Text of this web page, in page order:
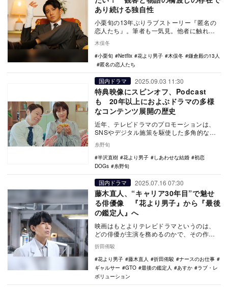
あり続ける独自性
小栗旬の13年ぶりラブストーリー『匿名の
恋人たち』。筆者も一気見。他者に触れら
に合う。難解…
木俣冬
小栗旬
Netflix 花より男子 木俣冬
鎌倉殿の13人
匿名の恋人たち
国内ドラマ 2025.09.03 11:30
特典映像にスピンオフ、Podcast
も 20年以上におよぶドラマの多様
なコンテンツ展開の歴史
近年、テレビドラマのプロモーションは、
SNSやデジタル施策を駆使した多角的な戦
糸野旬
半沢直樹
花より男子 しあわせな結婚
初恋
DOGs
糸野旬
国内ドラマ 2025.07.16 07:30
藤木直人、“キャリア30年目”で魅せ
る俳優像 『花より男子』から『最後
の鑑定人』へ
映画はもとよりテレビドラマというのは、
どの俳優が主演を務めるのかで、その作品
とする演技のタ…
折田侑駿
花より男子
藤木直人 折田侑駿
ナースのお仕事
ギャルサー
GTO 最後の鑑定人 あすか
ラブ・レ
ボリューション